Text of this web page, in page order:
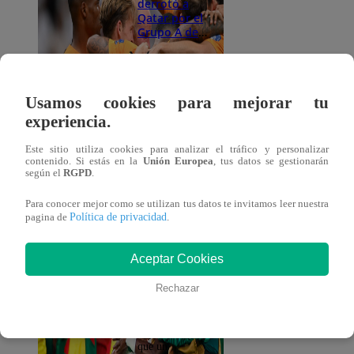
derrotó a
Qatar por el
Grupo A de
la copa del
y Qatar se
enfrentan por
mundo.
mundial
noviembre
Qatar vs
Senegal (1-
3): las 8
curiosidades
que nos dejó
que un
Usamos cookies para mejorar tu
experiencia.
Este sitio utiliza cookies para analizar el tráfico y personalizar
contenido. Si estás en la Unión Europea , tus datos se gestionarán
según el RGPD
Para conocer mejor como se utilizan tus datos te invitamos leer nuestra
pagina de Política de privacidad
Aceptar Cookies
Rechazar